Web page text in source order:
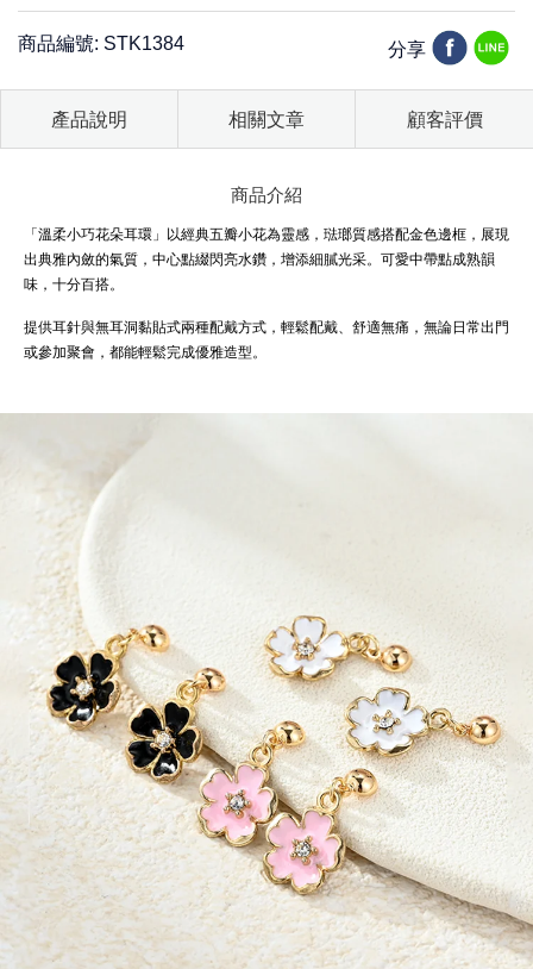
商品編號: STK1384 分享
產品說明 相關文章 顧客評價
商品介紹
「溫柔小巧花朵耳環」以經典五瓣小花為靈感，琺瑯質感搭配金色邊框，展現
出典雅內斂的氣質，中心點綴閃亮水鑽，增添細膩光采。可愛中帶點成熟韻
味，十分百搭。
提供耳針與無耳洞黏貼式兩種配戴方式，輕鬆配戴、舒適無痛，無論日常出門
或參加聚會，都能輕鬆完成優雅造型。